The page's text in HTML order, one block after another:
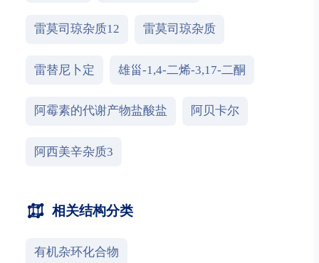
雷莫司琼杂质12 雷莫司琼杂质
雷替尼卜定 雄甾-1,4-二烯-3,17-二酮
阿霉素的代谢产物盐酸盐 阿贝卡尔
阿西美辛杂质3
相关结构分类
有机杂环化合物